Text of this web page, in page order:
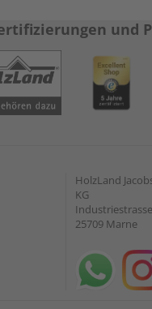
und
HolzLand
KG
25709 Marne